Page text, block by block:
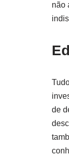
não
de